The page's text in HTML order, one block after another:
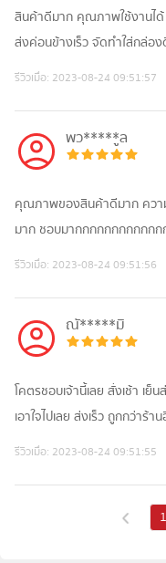
สินค้าดีมาก คุณภาพใช้งานได้
ส่งค่อนข้างเร็ว จัดทำใส่กล่อ
รีวิวเมื่อ: 2023-08-24 09:51:57
พว*****ูล
คุณภาพของสินค้าดีมาก ควา
มาก ชอบมากกกกกกกกกกกก
รีวิวเมื่อ: 2023-08-24 09:51:56
ณั*****มิ
โคตรชอบเจ้านี้เลย สั่งเช้า เ
เอาใจไปเลย ส่งเร็ว ถูกกว่าร้า
รีวิวเมื่อ: 2023-08-24 09:51:55
1